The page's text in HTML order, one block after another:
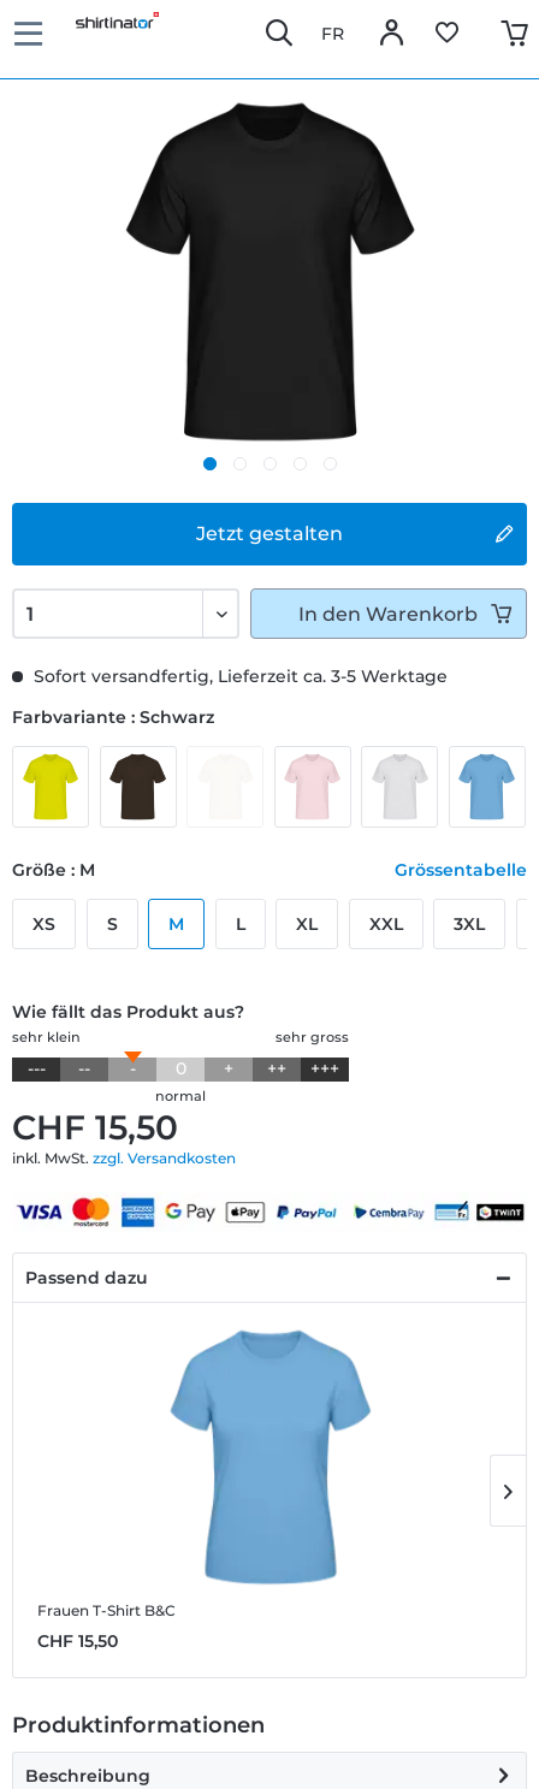
FR
Jetzt gestalten
CHF 15,50
inkl. MwSt. zzgl. Versandkosten
Sofort versandfertig, Lieferzeit ca. 3-5 Werktage
Farbvariante : Schwarz
Größe : M Grössentabelle
XS S M L XL XXL 3XL
Wie fällt das Produkt aus?
sehr gross
sehr klein
--- -- - 0 + ++ +++
normal
In den Warenkorb
Passend dazu
Frauen T-Shirt B&C
CHF 15,50
Produktinformationen
Beschreibung